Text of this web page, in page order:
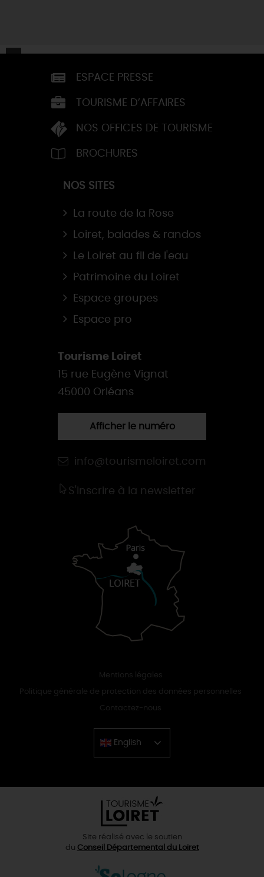
ESPACE PRESSE
TOURISME D’AFFAIRES
NOS OFFICES DE TOURISME
BROCHURES
NOS SITES
La route de la Rose
Loiret, balades & randos
Le Loiret au fil de l'eau
Patrimoine du Loiret
Espace groupes
Espace pro
Tourisme Loiret
15 rue Eugène Vignat
45000 Orléans
Afficher le numéro
info@tourismeloiret.com
S'inscrire à la newsletter
Mentions légales
Politique générale de protection des données personnelles
Contactez-nous
English
Chinese
Site réalisé avec le soutien
du Conseil Départemental du Loiret